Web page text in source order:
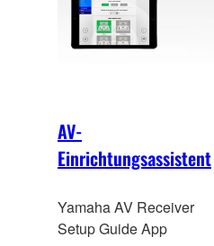
AV-
Einrichtungsassistent
Yamaha AV Receiver
Setup Guide App